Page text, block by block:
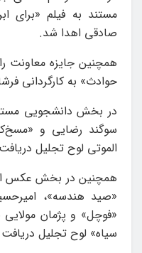
مستند به فیلم «برای
صادقی اهدا شد.
همچنین جایزه معاونت
حوادث» به کارگردانی
در بخش دانشجویی
سوگند رضایی و
الموتی لوح تجلیل
همچنین در بخش عکس
«صید هندسه»،
«فوچل» و پژمان
سیاه» لوح تجلیل